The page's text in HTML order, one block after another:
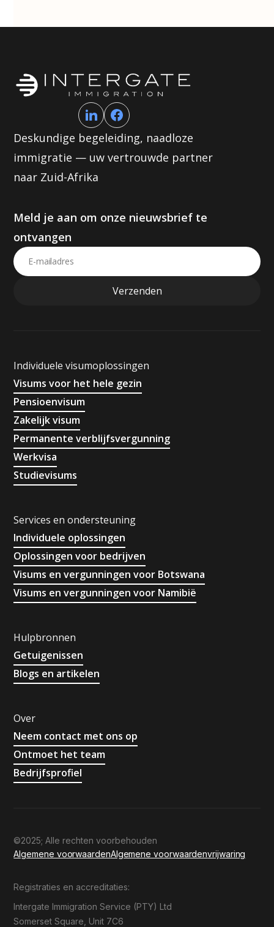
Deskundige begeleiding, naadloze
immigratie — uw vertrouwde partner
naar Zuid-Afrika
Meld je aan om onze nieuwsbrief te
ontvangen
Individuele visumoplossingen
Visums voor het hele gezin
Pensioenvisum
Zakelijk visum
Permanente verblijfsvergunning
Werkvisa
Studievisums
Services en ondersteuning
Individuele oplossingen
Oplossingen voor bedrijven
Visums en vergunningen voor Botswana
Visums en vergunningen voor Namibië
Hulpbronnen
Getuigenissen
Blogs en artikelen
Over
Neem contact met ons op
Ontmoet het team
Bedrijfsprofiel
©2025; Alle rechten voorbehouden
Algemene voorwaardenAlgemene voorwaardenvrijwaring
Registraties en accreditaties:
Intergate Immigration Service (PTY) Ltd
Somerset Square, Unit 7C6